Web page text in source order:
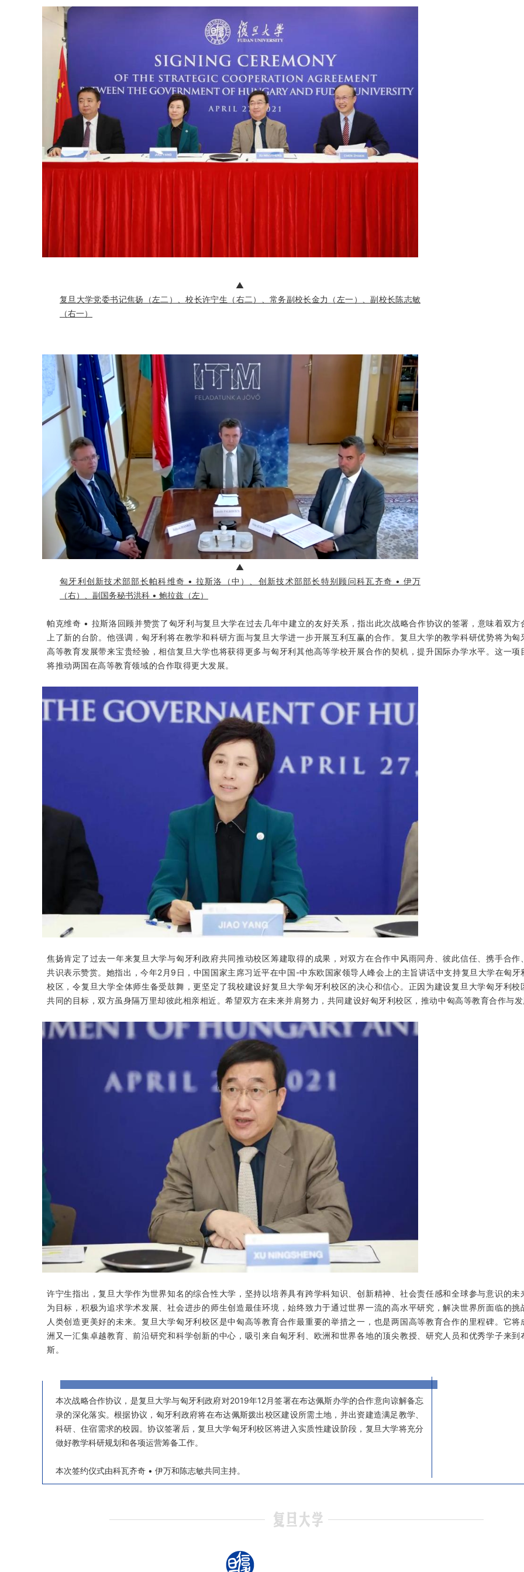
▲
复旦大学党委书记焦扬（左二）、校长许宁生（右二）、常务副校长金力（左一）、副校长陈志敏
（右一）
▲
匈牙利创新技术部部长帕科维奇 • 拉斯洛（中）、创新技术部部长特别顾问科瓦齐奇 • 伊万
（右）、副国务秘书洪科 • 鲍拉兹（左）
帕克维奇 • 拉斯洛回顾并赞赏了匈牙利与复旦大学在过去几年中建立的友好关系，指出此次战略合作协议的签署，意味着双方
上了新的台阶。他强调，匈牙利将在教学和科研方面与复旦大学进一步开展互利互赢的合作。复旦大学的教学科研优势将为匈
高等教育发展带来宝贵经验，相信复旦大学也将获得更多与匈牙利其他高等学校开展合作的契机，提升国际办学水平。这一项
将推动两国在高等教育领域的合作取得更大发展。
焦扬肯定了过去一年来复旦大学与匈牙利政府共同推动校区筹建取得的成果，对双方在合作中风雨同舟、彼此信任、携手合作
共识表示赞赏。她指出，今年2月9日，中国国家主席习近平在中国-中东欧国家领导人峰会上的主旨讲话中支持复旦大学在匈牙
校区，令复旦大学全体师生备受鼓舞，更坚定了我校建设好复旦大学匈牙利校区的决心和信心。正因为建设复旦大学匈牙利校
共同的目标，双方虽身隔万里却彼此相亲相近。希望双方在未来并肩努力，共同建设好匈牙利校区，推动中匈高等教育合作与发
许宁生指出，复旦大学作为世界知名的综合性大学，坚持以培养具有跨学科知识、创新精神、社会责任感和全球参与意识的未
为目标，积极为追求学术发展、社会进步的师生创造最佳环境，始终致力于通过世界一流的高水平研究，解决世界所面临的挑
人类创造更美好的未来。复旦大学匈牙利校区是中匈高等教育合作最重要的举措之一，也是两国高等教育合作的里程碑。它将
洲又一汇集卓越教育、前沿研究和科学创新的中心，吸引来自匈牙利、欧洲和世界各地的顶尖教授、研究人员和优秀学子来到
斯。
本次战略合作协议，是复旦大学与匈牙利政府对2019年12月签署在布达佩斯办学的合作意向谅解备忘
录的深化落实。根据协议，匈牙利政府将在布达佩斯拨出校区建设所需土地，并出资建造满足教学、
科研、住宿需求的校园。协议签署后，复旦大学匈牙利校区将进入实质性建设阶段，复旦大学将充分
做好教学科研规划和各项运营筹备工作。
本次签约仪式由科瓦齐奇 • 伊万和陈志敏共同主持。